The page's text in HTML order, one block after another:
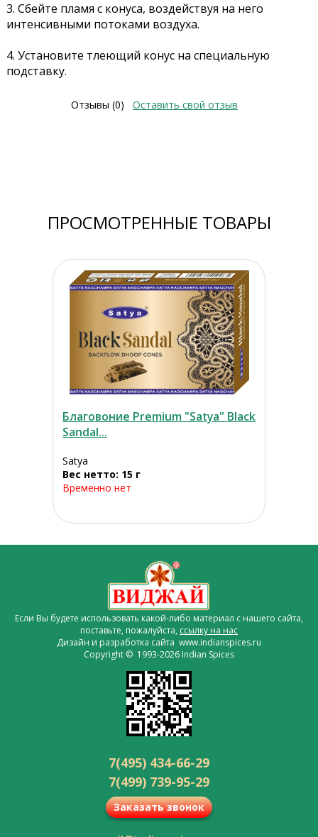
3. Сбейте пламя с конуса, воздействуя на него
интенсивными потоками воздуха.
4. Установите тлеющий конус на специальную
подставку.
Отзывы (0) Оставить свой отзыв
ПРОСМОТРЕННЫЕ ТОВАРЫ
Благовоние Premium "Satya" Black
Sandal...
Satya
Вес нетто: 15 г
Временно нет
Если Вы будете использовать какой-либо материал с нашего сайта,
поставьте, пожалуйста, ссылку на нас
Дизайн и разработка сайта www.indianspices.ru
Copyright © 1993-2026 Indian Spices
7(495) 434-66-29
7(499) 739-95-29
Заказать звонок